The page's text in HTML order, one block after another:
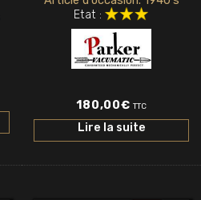
Etat :
180,00€ TTC
Lire la suite